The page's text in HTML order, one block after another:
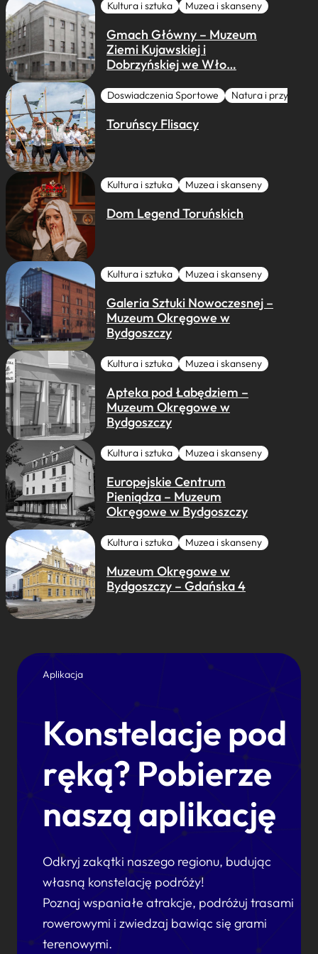
Kultura i sztuka Muzea i skanseny
Gmach Główny – Muzeum
Ziemi Kujawskiej i
Dobrzyńskiej we Wło…
Doswiadczenia Sportowe Natura i przygoda
Toruńscy Flisacy
Kultura i sztuka Muzea i skanseny
Dom Legend Toruńskich
Kultura i sztuka Muzea i skanseny
Galeria Sztuki Nowoczesnej –
Muzeum Okręgowe w
Bydgoszczy
Kultura i sztuka Muzea i skanseny
Apteka pod Łabędziem –
Muzeum Okręgowe w
Bydgoszczy
Kultura i sztuka Muzea i skanseny
Europejskie Centrum
Pieniądza – Muzeum
Okręgowe w Bydgoszczy
Kultura i sztuka Muzea i skanseny
Muzeum Okręgowe w
Bydgoszczy – Gdańska 4
Aplikacja
Konstelacje pod
ręką? Pobierze
naszą aplikację
Odkryj zakątki naszego regionu, budując
własną konstelację podróży!
Poznaj wspaniałe atrakcje, podróżuj trasami
rowerowymi i zwiedzaj bawiąc się grami
terenowymi.